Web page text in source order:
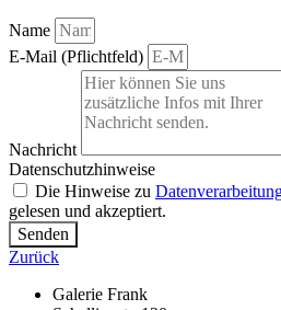
Name
E-Mail (Pflichtfeld)
Nachricht
Datenschutzhinweise
Die Hinweise zu
gelesen und akzeptiert.
Senden
Zurück
Galerie Frank